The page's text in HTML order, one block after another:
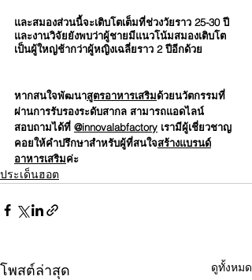
และสมองส่วนนี้จะเติบโตเต็มที่ช่วงวัยราว 25-30 ปี
และงานวิจัยยังพบว่าผู้ชายมีแนวโน้มสมองเติบโต
เป็นผู้ใหญ่ช้ากว่าผู้หญิงเฉลี่ยราว 2 ปีอีกด้วย
หากสนใจพัฒนาสูตรอาหารเสริมด้วยนวัตกรรมที่
ผ่านการรับรองระดับสากล สามารถแอดไลน์
สอบถามได้ที่ @innovalabfactory เรามีผู้เชี่ยวชาญ
คอยให้คำปรึกษาสำหรับผู้ที่สนใจสร้างแบรนด์
อาหารเสริมค่ะ
ประเด็นฮอต
โพสต์ล่าสุด ดูทั้งหมด